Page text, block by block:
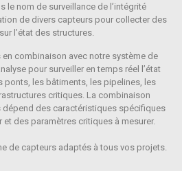
le nom de surveillance de l’intégrité
de divers capteurs pour collecter des
l’état des structures.
combinaison avec notre système de
pour surveiller en temps réel l’état
ponts, les bâtiments, les pipelines, les
critiques. La combinaison
des caractéristiques spécifiques
et des paramètres critiques à mesurer.
de capteurs adaptés à tous vos projets.